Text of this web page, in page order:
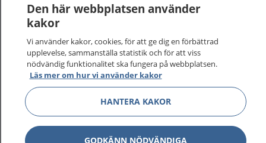
1177–tryggt om din hälsa och vård
sjukdomar och vilka mottagningar du kan kontakta.
Den här webbplatsen använder
kakor
Vi använder kakor, cookies, för att ge dig en förbättrad
upplevelse, sammanställa statistik och för att viss
nödvändig funktionalitet ska fungera på webbplatsen.
Läs mer om hur vi använder kakor
HANTERA KAKOR
GODKÄNN NÖDVÄNDIGA